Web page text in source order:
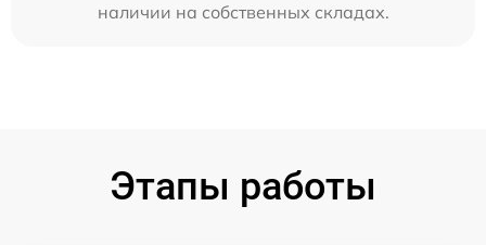
наличии на собственных складах.
Этапы работы